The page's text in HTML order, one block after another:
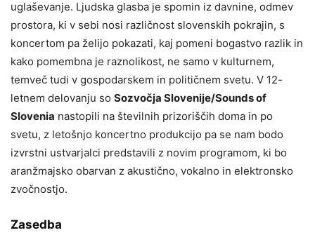
uglaševanje. Ljudska glasba je spomin iz davnine, odmev
prostora, ki v sebi nosi različnost slovenskih pokrajin, s
koncertom pa želijo pokazati, kaj pomeni bogastvo razlik in
kako pomembna je raznolikost, ne samo v kulturnem,
temveč tudi v gospodarskem in političnem svetu. V 12-
letnem delovanju so Sozvočja Slovenije/Sounds of
Slovenia nastopili na številnih prizoriščih doma in po
svetu, z letošnjo koncertno produkcijo pa se nam bodo
izvrstni ustvarjalci predstavili z novim programom, ki bo
aranžmajsko obarvan z akustično, vokalno in elektronsko
zvočnostjo.
Zasedba